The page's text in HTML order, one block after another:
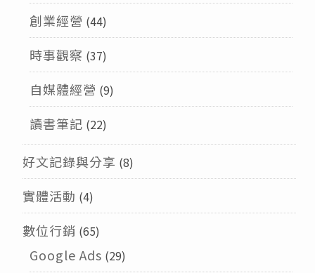
創業經營 (44)
時事觀察 (37)
自媒體經營 (9)
讀書筆記 (22)
好文記錄與分享 (8)
實體活動 (4)
數位行銷 (65)
Google Ads (29)